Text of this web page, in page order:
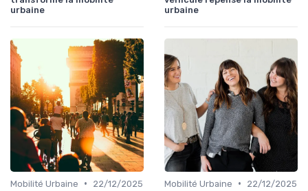
urbaine
urbaine
Mobilité Urbaine •
22/12/2025
Mobilité Urbaine •
22/12/2025